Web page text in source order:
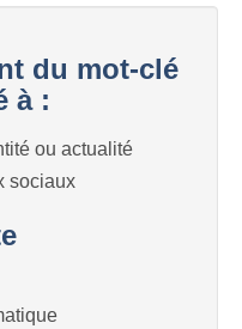
du mot-clé
à :
ou actualité
sociaux